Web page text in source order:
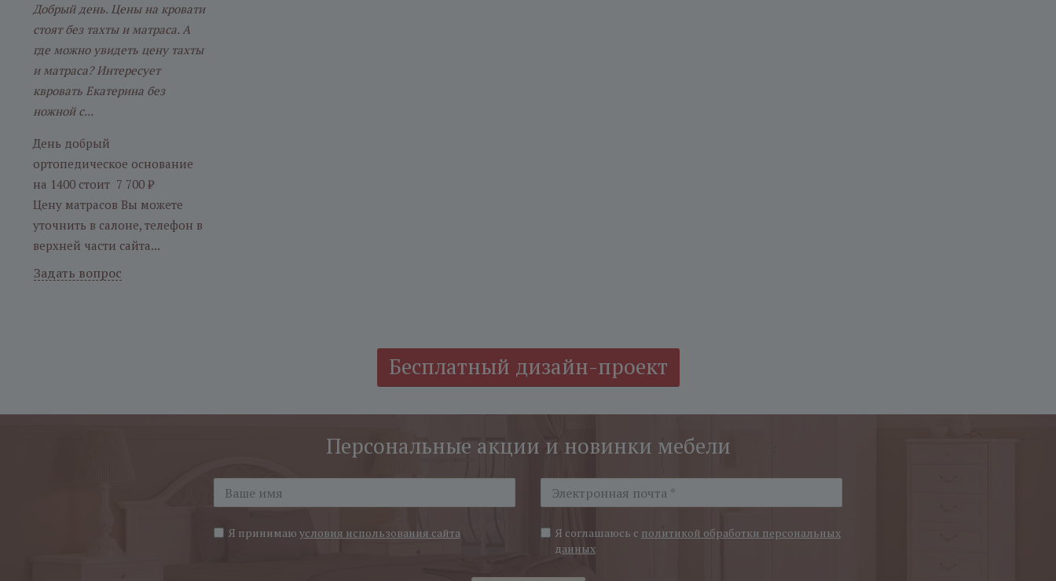
Добрый день. Цены на кровати
стоят без тахты и матраса. А
где можно увидеть цену тахты
и матраса? Интересует
квровать Екатерина без
ножной с...
День добрый
ортопедическое основание
на 1400 стоит 7 700 ₽
Цену матрасов Вы можете
уточнить в салоне, телефон в
верхней части сайта...
Задать вопрос
Бесплатный дизайн-проект
Персональные акции и новинки мебели
Я принимаю условия использования сайта Я соглашаюсь с политикой обработки персональных
данных